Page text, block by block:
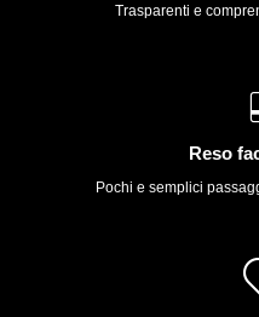
Trasparenti e
Reso
Pochi e semplici